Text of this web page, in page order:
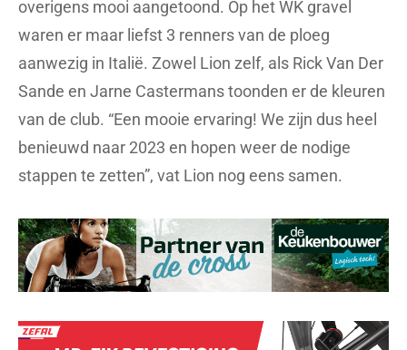
overigens mooi aangetoond. Op het WK gravel
waren er maar liefst 3 renners van de ploeg
aanwezig in Italië. Zowel Lion zelf, als Rick Van Der
Sande en Jarne Castermans toonden er de kleuren
van de club. “Een mooie ervaring! We zijn dus heel
benieuwd naar 2023 en hopen weer de nodige
stappen te zetten”, vat Lion nog eens samen.